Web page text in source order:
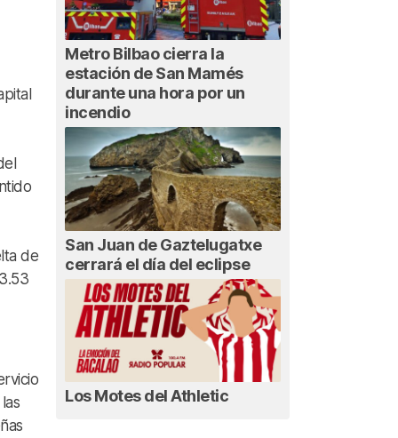
de
Metro Bilbao cierra la
estación de San Mamés
durante una hora por un
incendio
San Juan de Gaztelugatxe
cerrará el día del eclipse
Los Motes del Athletic